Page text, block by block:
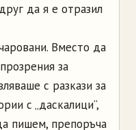
да я е отразил
Вместо да
за
с разкази за
с „даскалици“,
пишем, препоръча